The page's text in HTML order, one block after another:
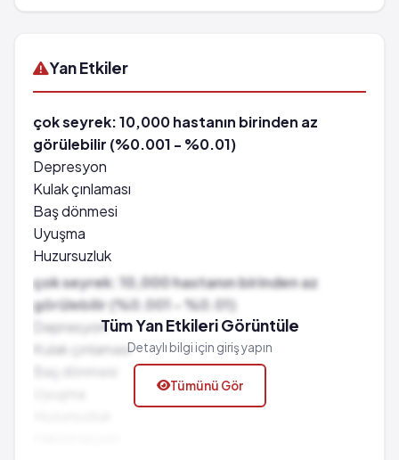
Yan Etkiler
çok seyrek: 10,000 hastanın birinden az
görülebilir (%0.001 - %0.01)
Depresyon
Kulak çınlaması
Baş dönmesi
Uyuşma
Huzursuzluk
Halüsinasyon
Zihin karışıklığı
Sarılık
Burun kanaması
Uykululuk hali
çok seyrek: 10,000 hastanın birinden az
görülebilir (%0.001 - %0.01)
Depresyon
Kulak çınlaması
Tüm Yan Etkileri Görüntüle
Detaylı bilgi için giriş yapın
Tümünü Gör